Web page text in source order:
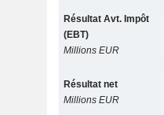
Résultat Avt. Impôt
(EBT)
Millions EUR
Résultat net
Millions EUR